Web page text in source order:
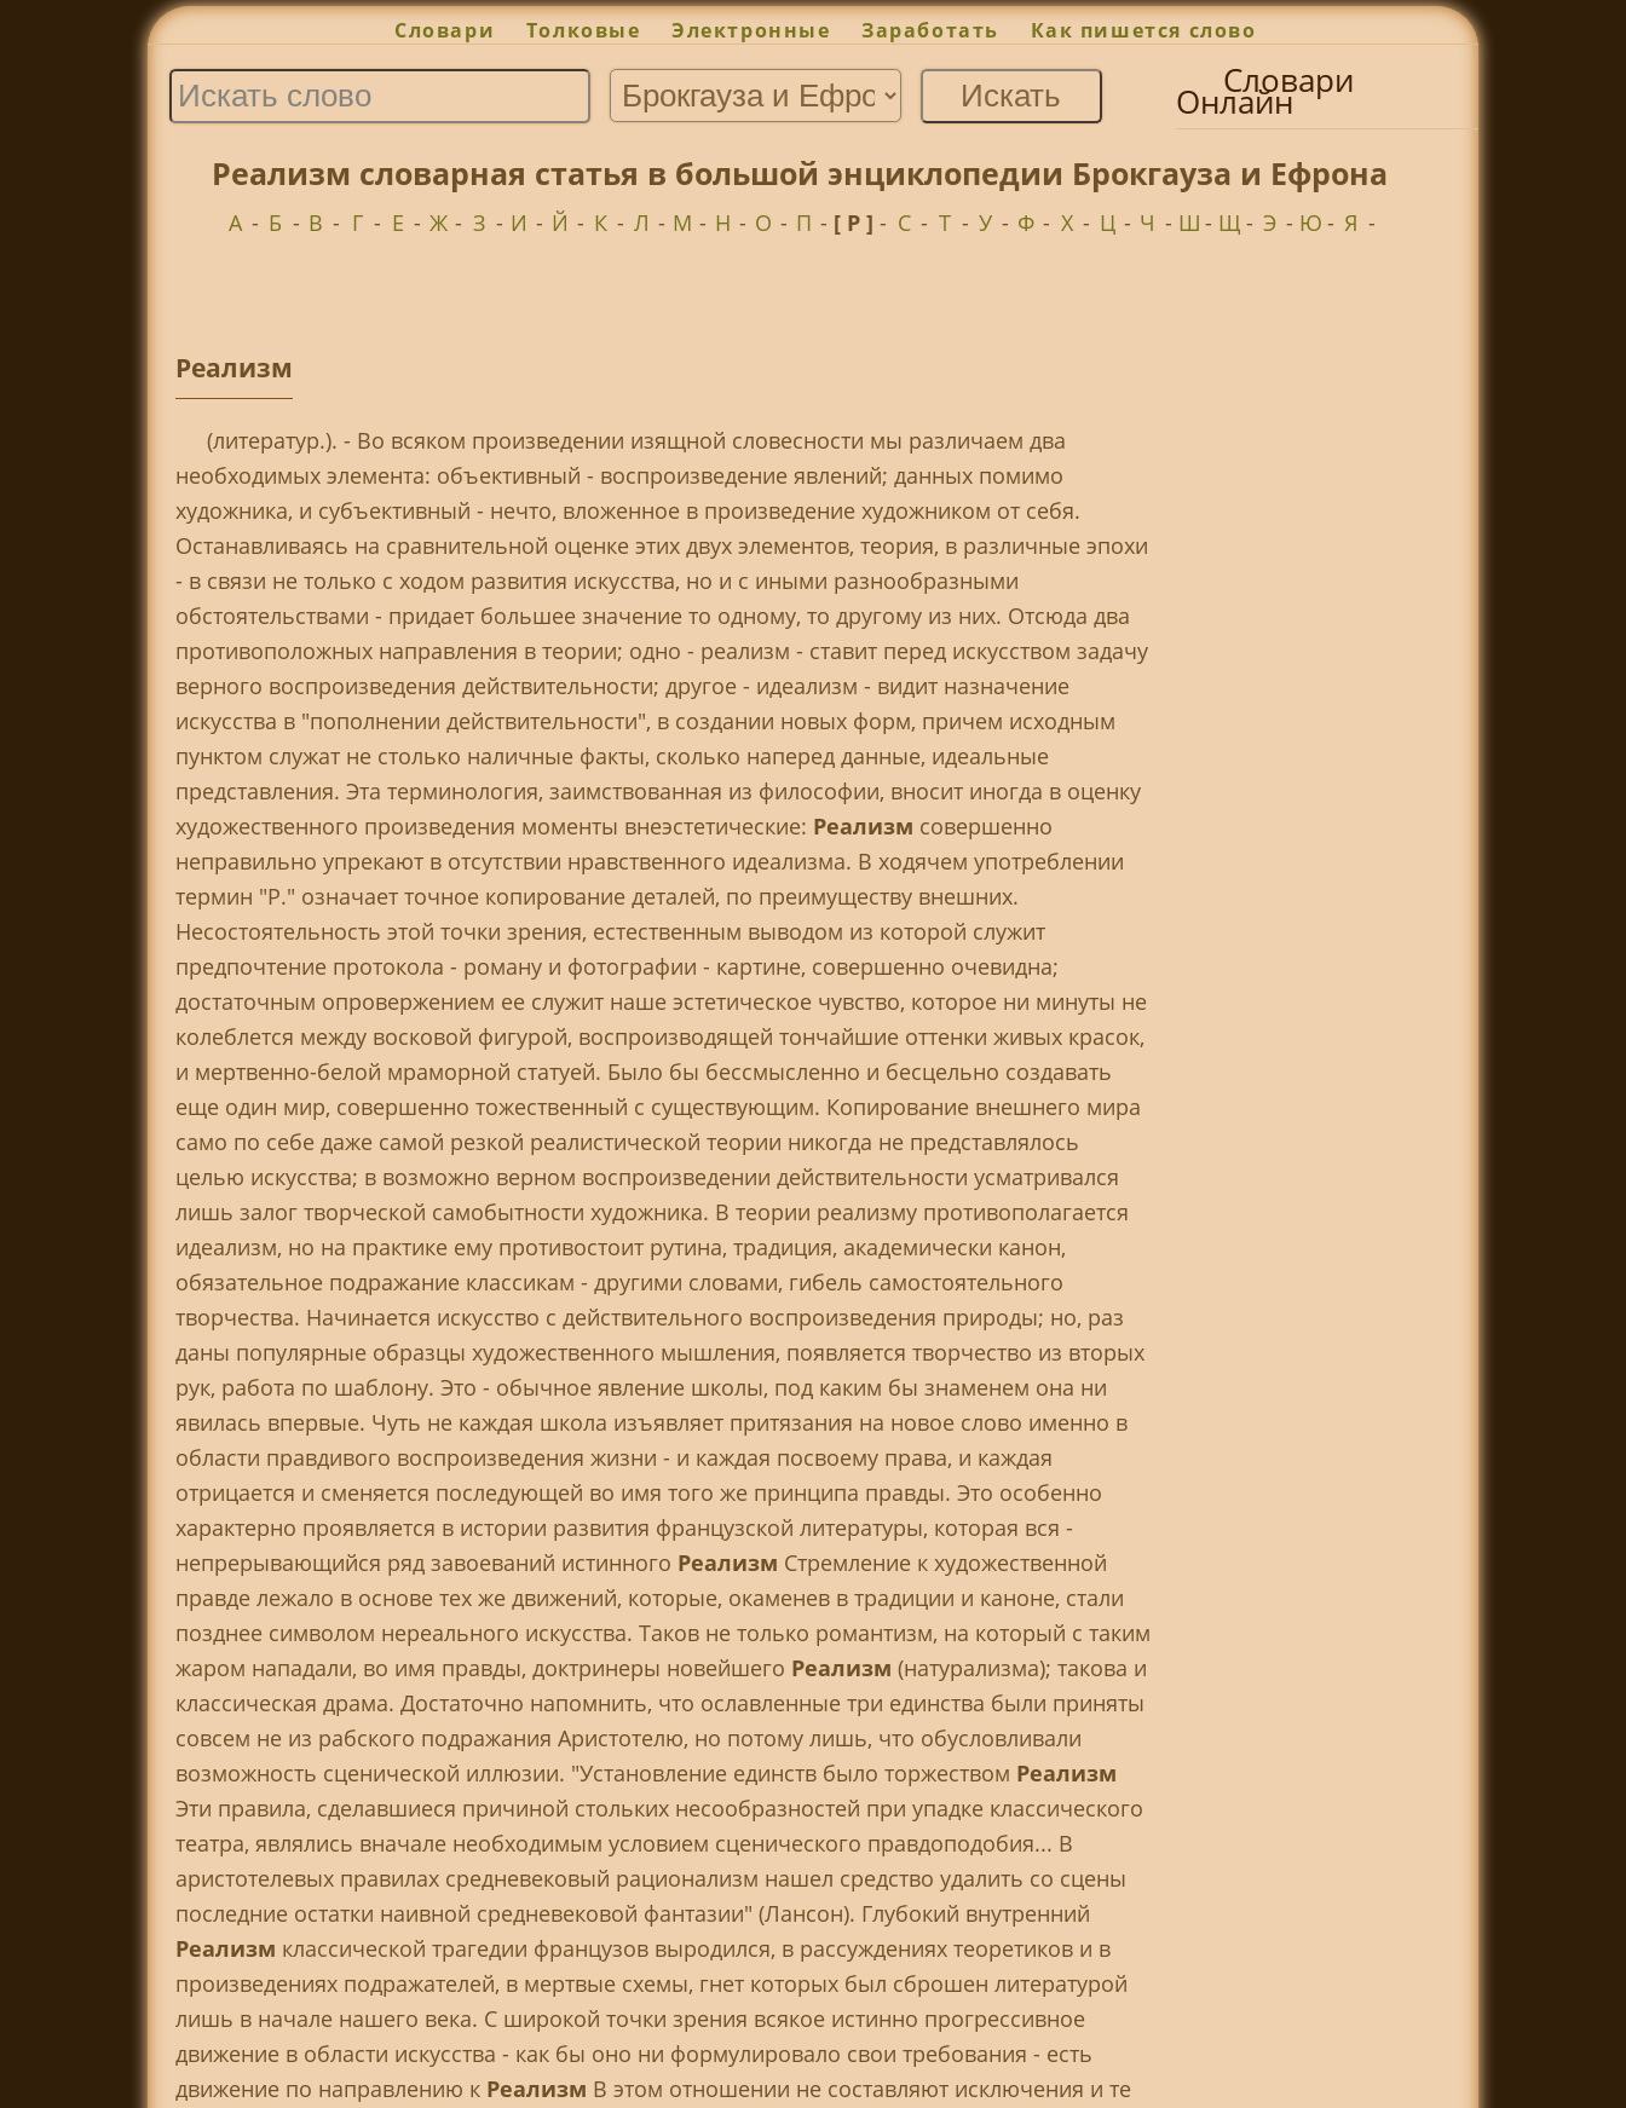
Словари Толковые Электронные Заработать Как пишется слово
Словари
Онлайн
Реализм словарная статья в большой энциклопедии Брокгауза и Ефрона
А - Б - В - Г - Е - Ж - З - И - Й - К - Л - М - Н - О - П - [ Р ]- С - Т - У - Ф - Х - Ц - Ч - Ш - Щ- Э - Ю- Я -
Реализм
(литератур.). - Во всяком произведении изящной словесности мы различаем два
необходимых элемента: объективный - воспроизведение явлений; данных помимо
художника, и субъективный - нечто, вложенное в произведение художником от себя.
Останавливаясь на сравнительной оценке этих двух элементов, теория, в различные эпохи
- в связи не только с ходом развития искусства, но и с иными разнообразными
обстоятельствами - придает большее значение то одному, то другому из них. Отсюда два
противоположных направления в теории; одно - реализм - ставит перед искусством задачу
верного воспроизведения действительности; другое - идеализм - видит назначение
искусства в "пополнении действительности", в создании новых форм, причем исходным
пунктом служат не столько наличные факты, сколько наперед данные, идеальные
представления. Эта терминология, заимствованная из философии, вносит иногда в оценку
художественного произведения моменты внеэстетические: Реализм совершенно
неправильно упрекают в отсутствии нравственного идеализма. В ходячем употреблении
термин "Р." означает точное копирование деталей, по преимуществу внешних.
Несостоятельность этой точки зрения, естественным выводом из которой служит
предпочтение протокола - роману и фотографии - картине, совершенно очевидна;
достаточным опровержением ее служит наше эстетическое чувство, которое ни минуты не
колеблется между восковой фигурой, воспроизводящей тончайшие оттенки живых красок,
и мертвенно-белой мраморной статуей. Было бы бессмысленно и бесцельно создавать
еще один мир, совершенно тожественный с существующим. Копирование внешнего мира
само по себе даже самой резкой реалистической теории никогда не представлялось
целью искусства; в возможно верном воспроизведении действительности усматривался
лишь залог творческой самобытности художника. В теории реализму противополагается
идеализм, но на практике ему противостоит рутина, традиция, академически канон,
обязательное подражание классикам - другими словами, гибель самостоятельного
творчества. Начинается искусство с действительного воспроизведения природы; но, раз
даны популярные образцы художественного мышления, появляется творчество из вторых
рук, работа по шаблону. Это - обычное явление школы, под каким бы знаменем она ни
явилась впервые. Чуть не каждая школа изъявляет притязания на новое слово именно в
области правдивого воспроизведения жизни - и каждая посвоему права, и каждая
отрицается и сменяется последующей во имя того же принципа правды. Это особенно
характерно проявляется в истории развития французской литературы, которая вся -
непрерывающийся ряд завоеваний истинного Реализм Стремление к художественной
правде лежало в основе тех же движений, которые, окаменев в традиции и каноне, стали
позднее символом нереального искусства. Таков не только романтизм, на который с таким
жаром нападали, во имя правды, доктринеры новейшего Реализм (натурализма); такова и
классическая драма. Достаточно напомнить, что ославленные три единства были приняты
совсем не из рабского подражания Аристотелю, но потому лишь, что обусловливали
возможность сценической иллюзии. "Установление единств было торжеством Реализм
Эти правила, сделавшиеся причиной стольких несообразностей при упадке классического
театра, являлись вначале необходимым условием сценического правдоподобия... В
аристотелевых правилах средневековый рационализм нашел средство удалить со сцены
последние остатки наивной средневековой фантазии" (Лансон). Глубокий внутренний
Реализм классической трагедии французов выродился, в рассуждениях теоретиков и в
произведениях подражателей, в мертвые схемы, гнет которых был сброшен литературой
лишь в начале нашего века. С широкой точки зрения всякое истинно прогрессивное
движение в области искусства - как бы оно ни формулировало свои требования - есть
движение по направлению к Реализм В этом отношении не составляют исключения и те